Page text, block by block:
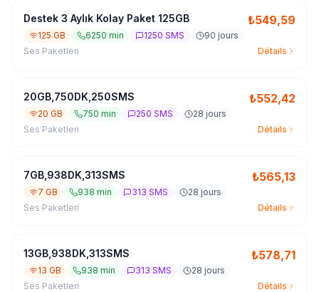
Destek 3 Aylık Kolay Paket 125GB ₺549,59
125 GB 6250 min 1250 SMS
90 jours
Ses Paketleri
Détails
20GB,750DK,250SMS ₺552,42
20 GB 750 min 250 SMS
28 jours
Ses Paketleri
Détails
7GB,938DK,313SMS ₺565,13
7 GB 938 min 313 SMS
28 jours
Ses Paketleri
Détails
13GB,938DK,313SMS ₺578,71
13 GB 938 min 313 SMS
28 jours
Ses Paketleri
Détails